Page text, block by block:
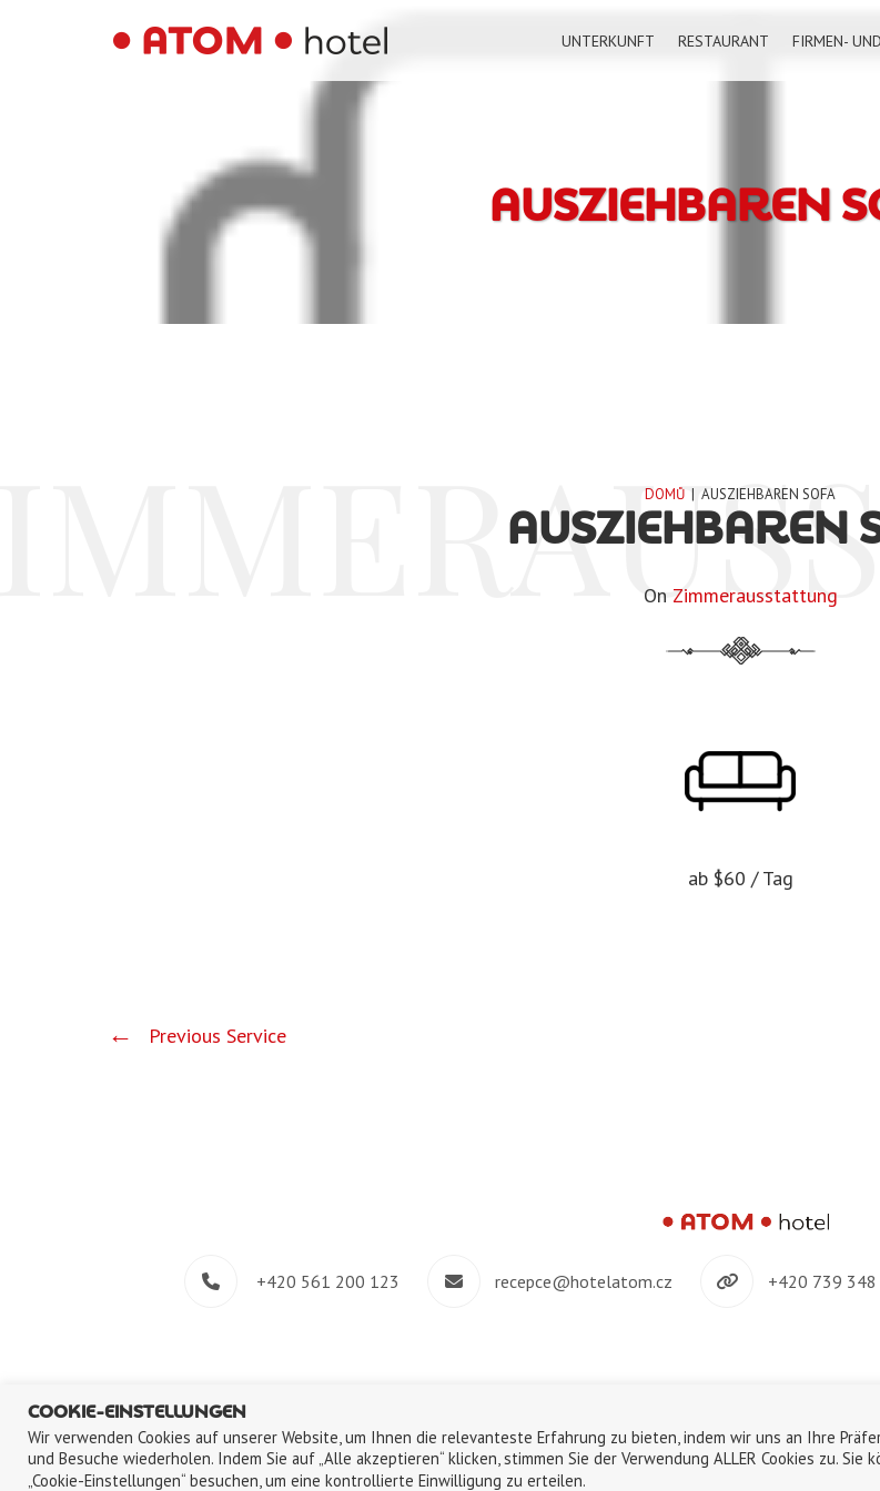
UNTERKUNFT RESTAURANT FIRMEN-
AUSZIEHBAREN
DOMŮ | AUSZIEHBAREN SOFA
AUSZIEHBAREN
On Zimmerausstattung
ab $60 / Tag
Previous Service
+420 561 200 123 recepce@hotelatom.cz +420 739
COOKIE-EINSTELLUNGEN
Wir verwenden Cookies auf unserer Website, um Ihnen die relevanteste Erfahrung zu bieten, indem wir uns an Ihre
und Besuche wiederholen. Indem Sie auf „Alle akzeptieren“ klicken, stimmen Sie der Verwendung ALLER Cookies zu. Sie
„Cookie-Einstellungen“ besuchen, um eine kontrollierte Einwilligung zu erteilen.
English Deutsch